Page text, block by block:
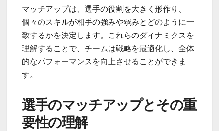
マッチアップは、選手の役割を大きく形作り、
個々のスキルが相手の強みや弱みとどのように一
致するかを決定します。これらのダイナミクスを
理解することで、チームは戦略を最適化し、全体
的なパフォーマンスを向上させることができま
す。
選手のマッチアップとその重
要性の理解